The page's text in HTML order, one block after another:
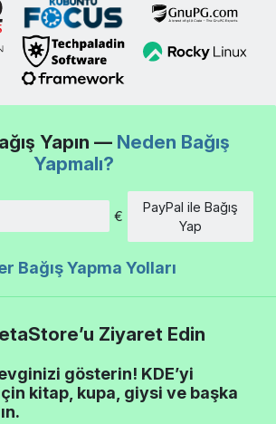
Yapın — Neden Bağış
Yapmalı?
€
PayPal ile Bağış
Yap
Bağış Yapma Yolları
Ziyaret Edin
gösterin! KDE’yi
kitap, kupa, giysi ve başka